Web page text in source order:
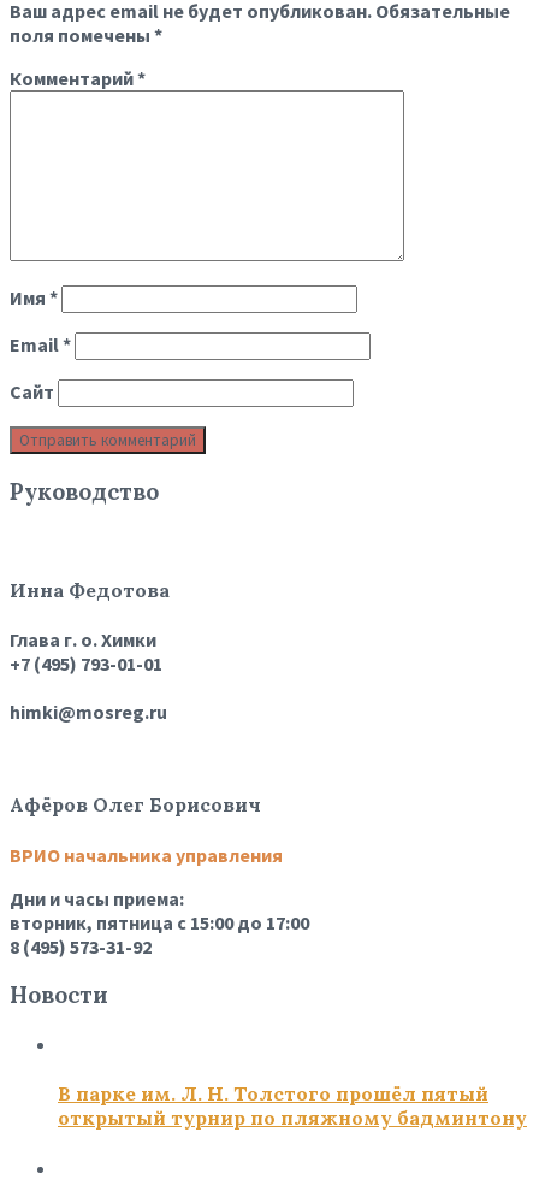
Ваш адрес email не будет опубликован. Обязательные
поля помечены *
Комментарий*
Имя *
Email*
Сайт
Руководство
Инна Федотова
Глава г. о. Химки
+7 (495) 793-01-01
himki@mosreg.ru
Афёров Олег Борисович
ВРИО начальника управления
Дни и часы приема:
вторник, пятница с 15:00 до 17:00
8 (495) 573-31-92
Новости
В парке им. Л. Н. Толстого прошёл пятый
открытый турнир по пляжному бадминтону